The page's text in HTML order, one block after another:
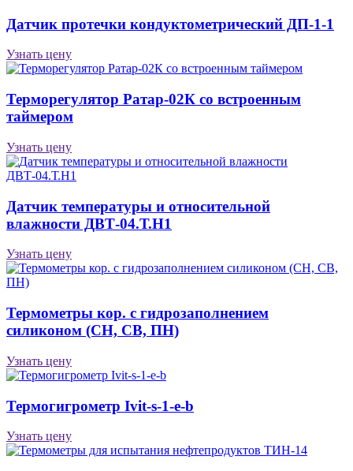
Датчик протечки кондуктометрический ДП-1-1
Узнать цену
Терморегулятор Ратар-02К со встроенным
таймером
Узнать цену
Датчик температуры и относительной
влажности ДВТ-04.Т.Н1
Узнать цену
Термометры кор. с гидрозаполнением
силиконом (CH, CB, ПН)
Узнать цену
Термогигрометр Ivit-s-1-e-b
Узнать цену